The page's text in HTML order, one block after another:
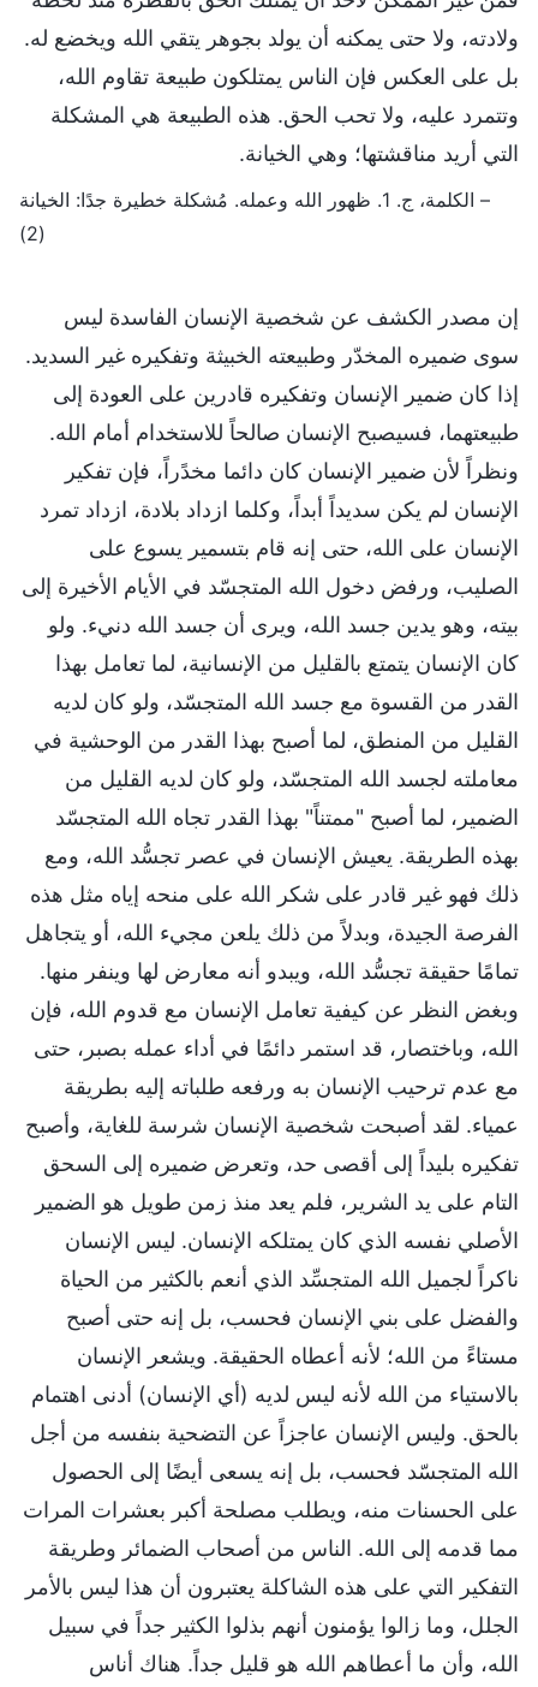
ولادته، ولا حتى يمكنه أن يولد بجوهر يتقي الله ويخضع له.
بل على العكس فإن الناس يمتلكون طبيعة تقاوم الله،
وتتمرد عليه، ولا تحب الحق. هذه الطبيعة هي المشكلة
التي أريد مناقشتها؛ وهي الخيانة.
– الكلمة، ج. 1. ظهور الله وعمله. مُشكلة خطيرة جدًا: الخيانة
(2)
إن مصدر الكشف عن شخصية الإنسان الفاسدة ليس
سوى ضميره المخدّر وطبيعته الخبيثة وتفكيره غير السديد.
إذا كان ضمير الإنسان وتفكيره قادرين على العودة إلى
طبيعتهما، فسيصبح الإنسان صالحاً للاستخدام أمام الله.
ونظراً لأن ضمير الإنسان كان دائما مخدًراً، فإن تفكير
الإنسان لم يكن سديداً أبداً، وكلما ازداد بلادة، ازداد تمرد
الإنسان على الله، حتى إنه قام بتسمير يسوع على
الصليب، ورفض دخول الله المتجسّد في الأيام الأخيرة إلى
بيته، وهو يدين جسد الله، ويرى أن جسد الله دنيء. ولو
كان الإنسان يتمتع بالقليل من الإنسانية، لما تعامل بهذا
القدر من القسوة مع جسد الله المتجسّد، ولو كان لديه
القليل من المنطق، لما أصبح بهذا القدر من الوحشية في
معاملته لجسد الله المتجسّد، ولو كان لديه القليل من
الضمير، لما أصبح "ممتناً" بهذا القدر تجاه الله المتجسّد
بهذه الطريقة. يعيش الإنسان في عصر تجسُّد الله، ومع
ذلك فهو غير قادر على شكر الله على منحه إياه مثل هذه
الفرصة الجيدة، وبدلاً من ذلك يلعن مجيء الله، أو يتجاهل
تمامًا حقيقة تجسُّد الله، ويبدو أنه معارض لها وينفر منها.
وبغض النظر عن كيفية تعامل الإنسان مع قدوم الله، فإن
الله، وباختصار، قد استمر دائمًا في أداء عمله بصبر، حتى
مع عدم ترحيب الإنسان به ورفعه طلباته إليه بطريقة
عمياء. لقد أصبحت شخصية الإنسان شرسة للغاية، وأصبح
تفكيره بليداً إلى أقصى حد، وتعرض ضميره إلى السحق
التام على يد الشرير، فلم يعد منذ زمن طويل هو الضمير
الأصلي نفسه الذي كان يمتلكه الإنسان. ليس الإنسان
ناكراً لجميل الله المتجسِّد الذي أنعم بالكثير من الحياة
والفضل على بني الإنسان فحسب، بل إنه حتى أصبح
مستاءً من الله؛ لأنه أعطاه الحقيقة. ويشعر الإنسان
بالاستياء من الله لأنه ليس لديه (أي الإنسان) أدنى اهتمام
بالحق. وليس الإنسان عاجزاً عن التضحية بنفسه من أجل
الله المتجسّد فحسب، بل إنه يسعى أيضًا إلى الحصول
على الحسنات منه، ويطلب مصلحة أكبر بعشرات المرات
مما قدمه إلى الله. الناس من أصحاب الضمائر وطريقة
التفكير التي على هذه الشاكلة يعتبرون أن هذا ليس بالأمر
الجلل، وما زالوا يؤمنون أنهم بذلوا الكثير جداً في سبيل
الله، وأن ما أعطاهم الله هو قليل جداً. هناك أناس